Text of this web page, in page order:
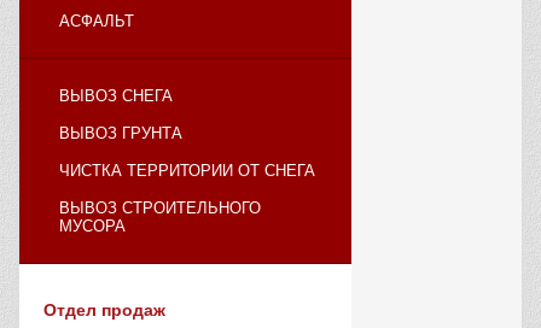
АСФАЛЬТ
ВЫВОЗ СНЕГА
ВЫВОЗ ГРУНТА
ЧИСТКА ТЕРРИТОРИИ ОТ СНЕГА
ВЫВОЗ СТРОИТЕЛЬНОГО
МУСОРА
Отдел продаж